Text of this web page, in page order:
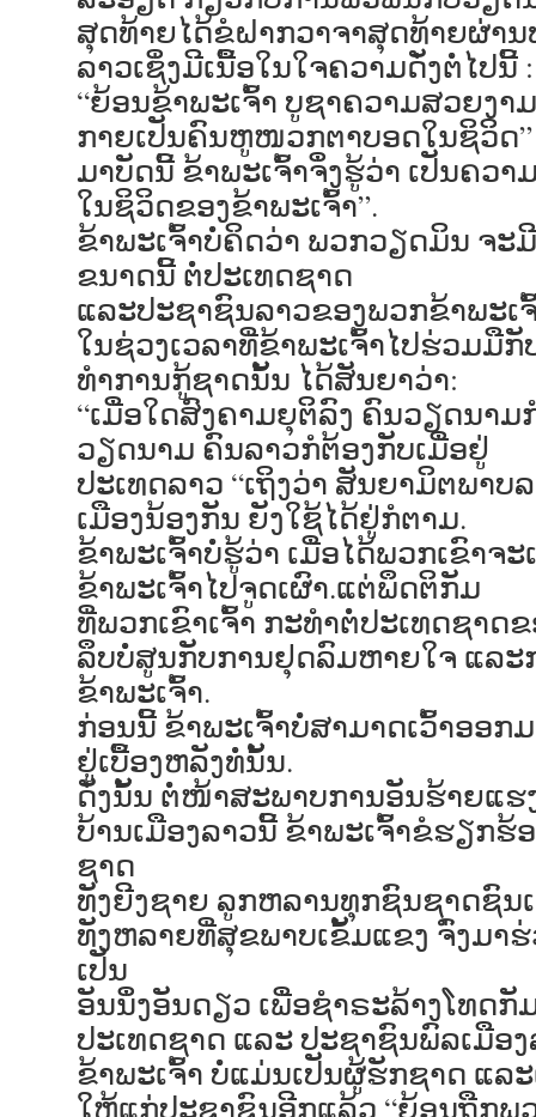
ສຸດທ້າຍໄດ້ຂໍຝາກວາຈາສຸດທ້າຍຜ່າ
ລາວເຊິ່ງມີເນື້ອໃນໃຈຄວາມດັ່ງຕໍ່ໄປນີ້ :
“ຍ້ອນຂ້າພະເຈົ້າ ບູຊາຄວາມສວຍງາ
ກາຍເປັນຄົນຫູໜວກຕາບອດໃນຊິວິດ”
ມາບັດນີ້ ຂ້າພະເຈົ້າຈຶ່ງຮູ້ວ່າ ເປັນຄວ
ໃນຊິວິດຂອງຂ້າພະເຈົ້າ”.
ຂ້າພະເຈົ້າບໍ່ຄິດວ່າ ພວກວຽດມິນ ຈະ
ຂນາດນີ້ ຕໍ່ປະເທດຊາດ
ແລະປະຊາຊົນລາວຂອງພວກຂ້າພະເ
ໃນຊ່ວງເວລາທີ່ຂ້າພະເຈົ້າໄປຮ່ວມມື
ທຳການກູ້ຊາດນັ້ນ ໄດ້ສັນຍາວ່າ:
“ເມື່ອໃດສົງຄາມຍຸຕິລົງ ຄົນວຽດນາມ
ວຽດນາມ ຄົນລາວກໍຕ້ອງກັບເມື່ອຢູ່
ປະເທດລາວ “ເຖິງວ່າ ສັນຍາມິຕພາບ
ເມືອງນ້ອງກັນ ຍັງໃຊ້ໄດ້ຢູ່ກໍຕາມ.
ຂ້າພະເຈົ້າບໍ່ຮູ້ວ່າ ເມື່ອໄດ້ພວກເຂົາຈະ
ຂ້າພະເຈົ້າໄປຈູດເຜົາ.ແຕ່ພຶດຕິກັມ
ທີ່ພວກເຂົາເຈົ້າ ກະທຳຕໍ່ປະເທດຊາດ
ລຶບບໍ່ສູນກັບການຢຸດລົມຫາຍໃຈ ແລະ
ຂ້າພະເຈົ້າ.
ກ່ອນນີ້ ຂ້າພະເຈົ້າບໍ່ສາມາດເວົ້າອອກ
ຢູ່ເບື້ອງຫລັງທໍ່ນັ້ນ.
ດັ່ງນັ້ນ ຕໍ່ໜ້າສະພາບການອັນຮ້າຍແຮ
ບ້ານເມືອງລາວນີ້ ຂ້າພະເຈົ້າຂໍຮຽກຮ້
ຊາດ
ທັງຍີງຊາຍ ລູກຫລານທຸກຊົນຊາດຊົນ
ທັງຫລາຍທີ່ສຸຂພາບເຂັ້ມແຂງ ຈົ່ງມາ
ເປັນ
ອັນນຶ່ງອັນດຽວ ເພື່ອຊຳຣະລ້າງໂທດກັ
ປະເທດຊາດ ແລະ ປະຊາຊົນພົລເມືອ
ຂ້າພະເຈົ້າ ບໍ່ແມ່ນເປັນຜູ້ຮັກຊາດ ແລ
ໃຫ້ແກ່ປະຊາຊົນອີກແລ້ວ “ຍ້ອນຖືກພ